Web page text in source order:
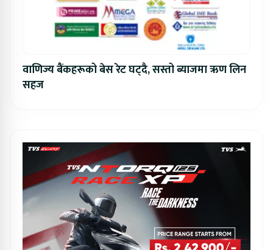
वाणिज्य बैंकहरूको बेस रेट घट्दै, सस्तो ब्याजमा ऋण लिन
सहज